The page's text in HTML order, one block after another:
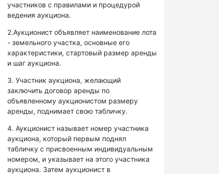
участников с правилами и процедурой
ведения аукциона.
2.Аукционист объявляет наименование лота
- земельного участка, основные его
характеристики, стартовый размер аренды
и шаг аукциона.
3. Участник аукциона, желающий
заключить договор аренды по
объявленному аукционистом размеру
аренды, поднимает свою табличку.
4. Аукционист называет номер участника
аукциона, который первым поднял
табличку с присвоенным индивидуальным
номером, и указывает на этого участника
аукциона. Затем аукционист в